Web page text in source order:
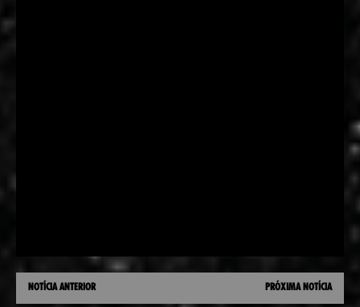
NOTÍCIA ANTERIOR PRÓXIMA NOTÍCIA